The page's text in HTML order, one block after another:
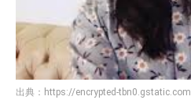
出典： https://encrypted-tbn0.gstatic.com